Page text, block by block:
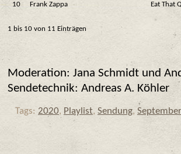
10 Frank Zappa Eat That
1 bis 10 von 11 Einträgen
Moderation: Jana Schmidt und
Sendetechnik: Andreas A. Köhler
Tags: 2020, Playlist, Sendung, September